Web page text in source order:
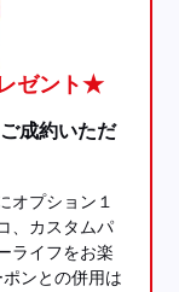
ゼント★
成約いただ
オプション１
、カスタムパ
ライフをお楽
ンとの併用は